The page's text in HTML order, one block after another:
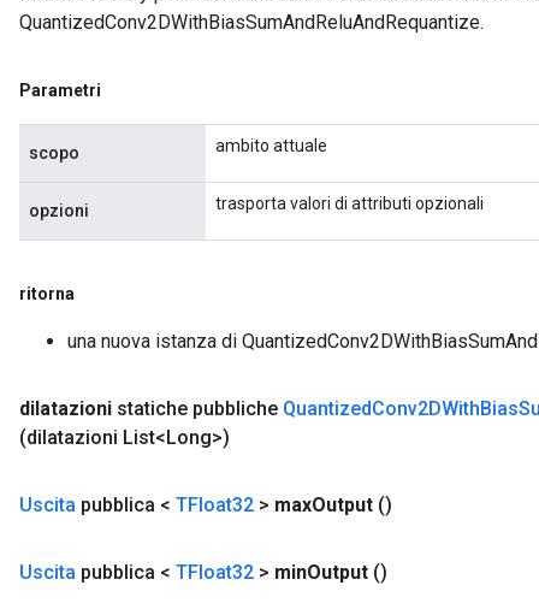
QuantizedConv2DWithBiasSumAndReluAndRequantize.
Parametri
scopo ambito attuale
opzioni trasporta valori di attributi opzionali
ritorna
una nuova istanza di
dilatazioni statiche pubbliche QuantizedConv2DWithBias
(dilatazioni List<Long>)
Uscita pubblica < TFloat32 > maxOutput ()
Uscita pubblica < TFloat32 > minOutput ()